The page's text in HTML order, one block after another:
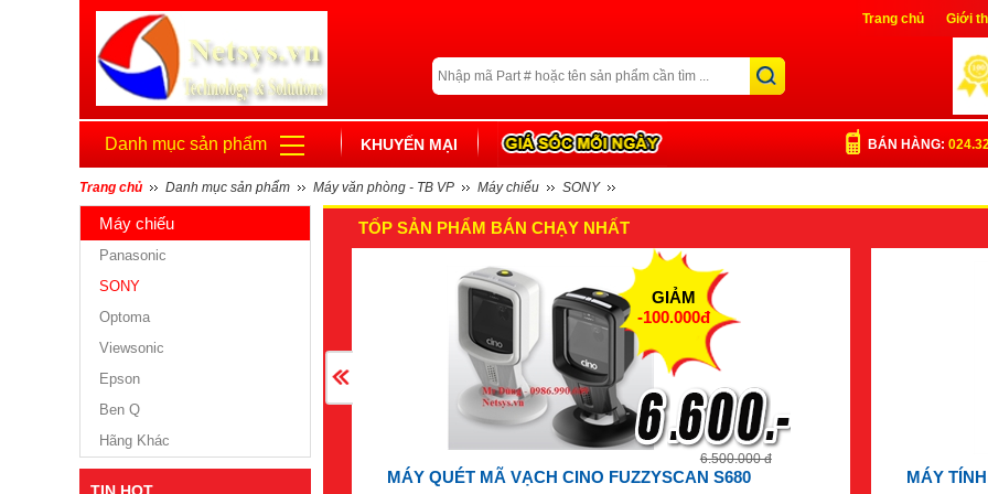
Trang chủ Giới
Đăng
Danh mục sản phẩm KHUYẾN MẠI BÁN HÀNG:
Trang chủ Danh mục sản phẩm Máy văn phòng - TB VP Máy chiếu SONY
Máy chiếu
Panasonic
SONY
Optoma
Viewsonic
Epson
Ben Q
Hãng Khác
TỐP SẢN PHẨM BÁN CHẠY NHẤT
MÁY QUÉT MÃ VẠCH CINO FUZZYSCAN S680
6.500.000 đ
GIẢM
-100.000đ
MÁY